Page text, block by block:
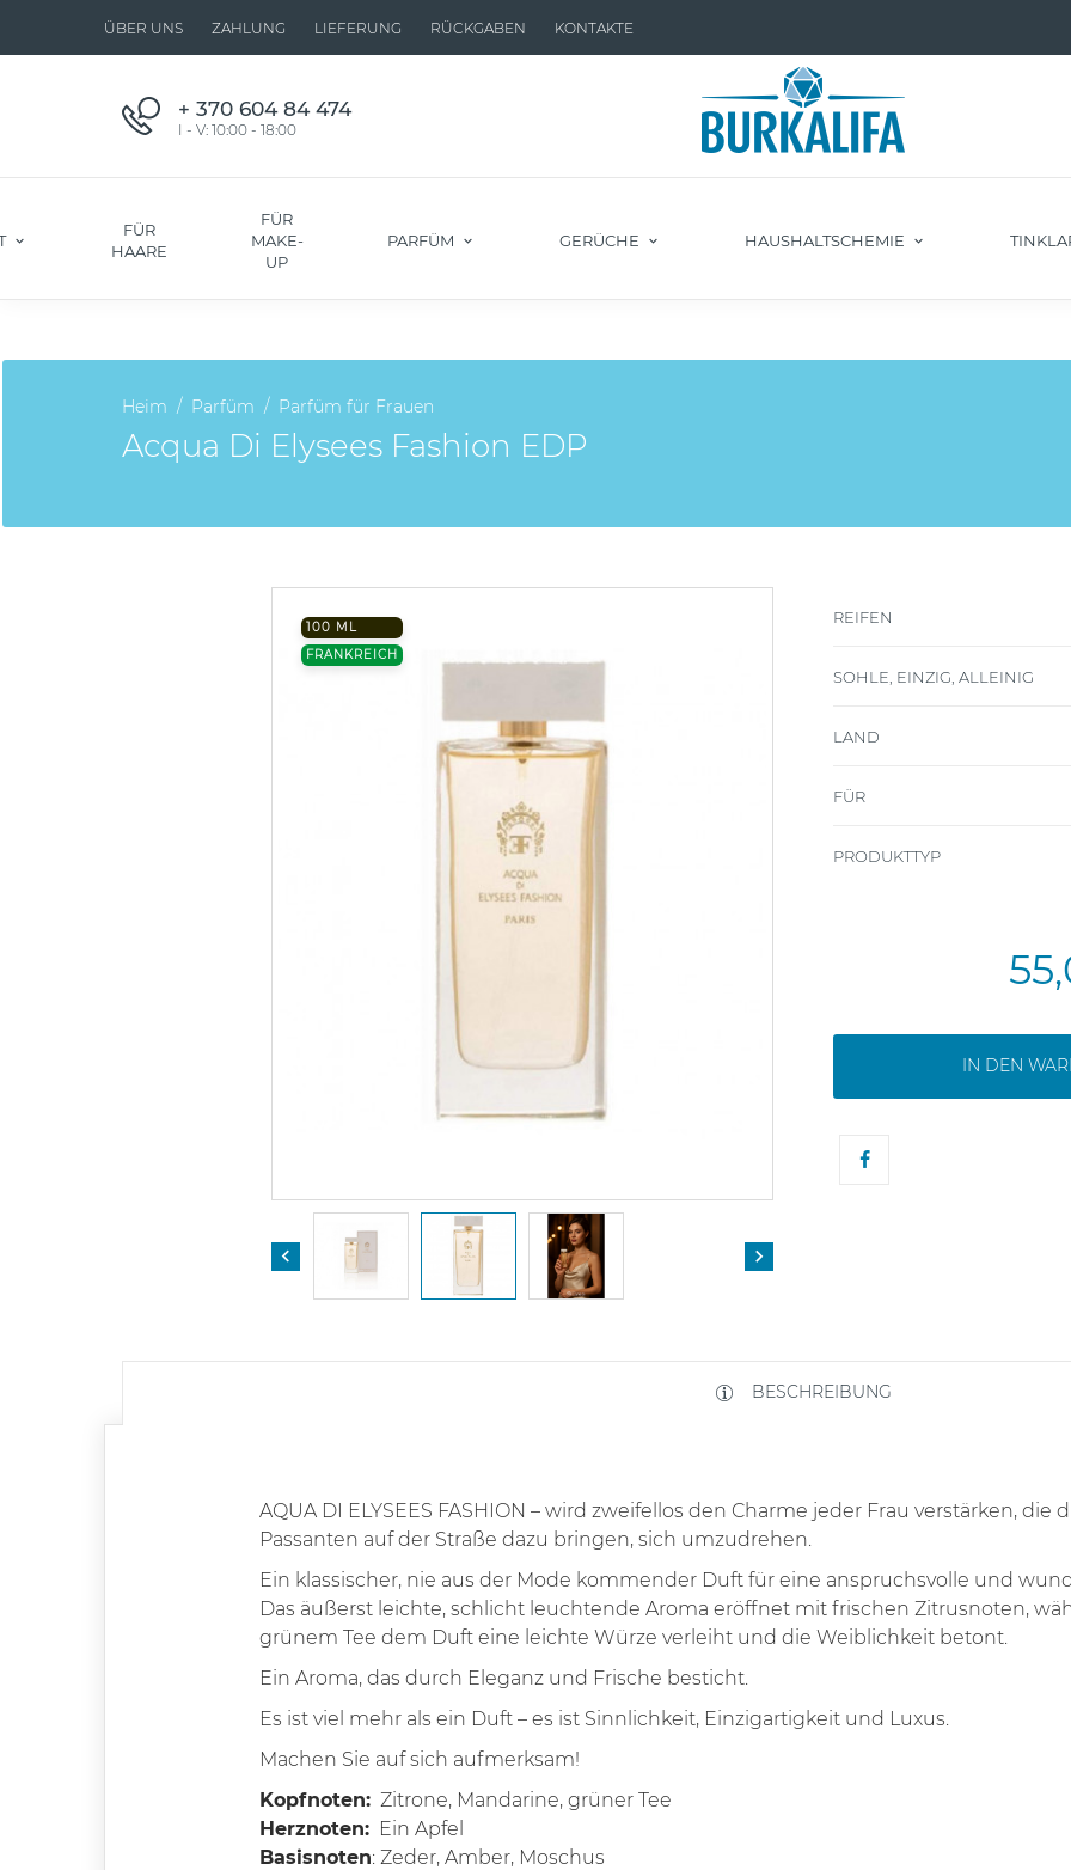
ÜBER UNS ZAHLUNG LIEFERUNG RÜCKGABEN KONTAKTE
+ 370 604 84 474
I - V: 10:00 - 18:00
FÜR
HAARE
FÜR
MAKE-
UP
PARFÜM GERÜCHE HAUSHALTSCHEMIE
Heim Parfüm Parfüm für Frauen
Acqua Di Elysees Fashion EDP
100 ML
FRANKREICH
 
REIFEN
SOHLE, EINZIG, ALLEINIG
LAND
FÜR
PRODUKTTYP
IN DEN
BESCHREIBUNG
AQUA DI ELYSEES FASHION – wird zweifellos den Charme jeder Frau verstärken, die
Passanten auf der Straße dazu bringen, sich umzudrehen.
Ein klassischer, nie aus der Mode kommender Duft für eine anspruchsvolle und
Das äußerst leichte, schlicht leuchtende Aroma eröffnet mit frischen Zitrusnoten,
grünem Tee dem Duft eine leichte Würze verleiht und die Weiblichkeit betont.
Ein Aroma, das durch Eleganz und Frische besticht.
Es ist viel mehr als ein Duft – es ist Sinnlichkeit, Einzigartigkeit und Luxus.
Machen Sie auf sich aufmerksam!
Kopfnoten: Zitrone, Mandarine, grüner Tee
Herznoten: Ein Apfel
Basisnoten: Zeder, Amber, Moschus